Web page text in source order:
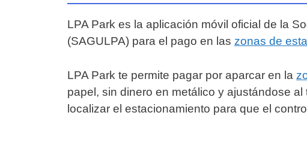
LPA Park es la aplicación móvil oficial de la
(SAGULPA) para el pago en las zonas de
LPA Park te permite pagar por aparcar en la
papel, sin dinero en metálico y ajustándose
localizar el estacionamiento para que el